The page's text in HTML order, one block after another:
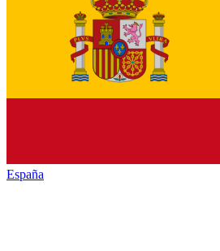
España